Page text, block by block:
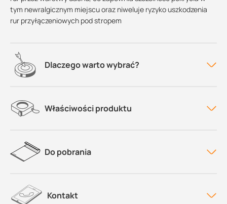
tym newralgicznym miejscu oraz niweluje ryzyko uszkodzenia
rur przyłączeniowych pod stropem
Dlaczego warto wybrać?
Właściwości produktu
Do pobrania
Kontakt